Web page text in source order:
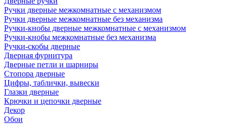
Ручки дверные межкомнатные с механизмом
Ручки дверные межкомнатные без механизма
Ручки-кнобы дверные межкомнатные с механизмом
Ручки-кнобы межкомнатные без механизма
Ручки-скобы дверные
Дверная фурнитура
Дверные петли и шарниры
Стопора дверные
Цифры, таблички, вывески
Глазки дверные
Крючки и цепочки дверные
Декор
Обои